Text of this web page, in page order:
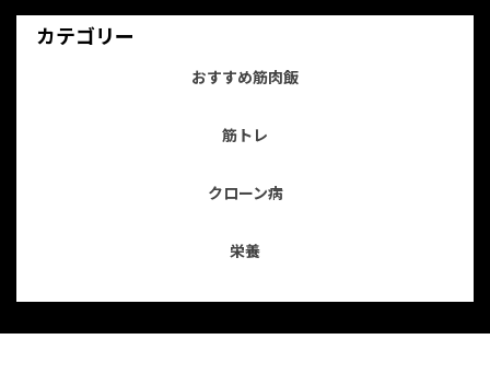
カテゴリー
おすすめ筋肉飯
筋トレ
クローン病
栄養